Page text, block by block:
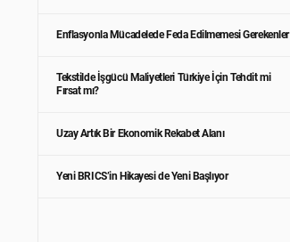
Enflasyonla Mücadelede Feda Edilmemesi Gerekenler
Tekstilde İşgücü Maliyetleri Türkiye İçin Tehdit mi
Fırsat mı?
Uzay Artık Bir Ekonomik Rekabet Alanı
Yeni BRICS’in Hikayesi de Yeni Başlıyor